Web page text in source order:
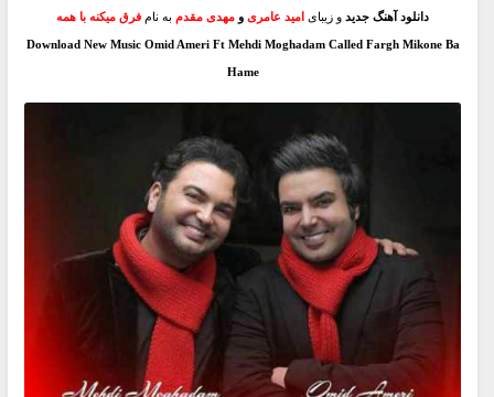
دانلود آهنگ جدیدو زیبای امید عامریو مهدی مقدم به نام فرق میکنه با همه
Download New Music Omid Ameri Ft Mehdi Moghadam Called Fargh Mikone Ba
Hame